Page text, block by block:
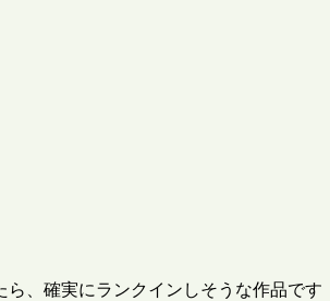
、確実にランクインしそうな作品で